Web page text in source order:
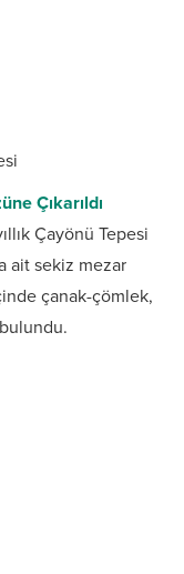
Çıkarıldı
Çayönü Tepesi
ait sekiz mezar
çanak-çömlek,